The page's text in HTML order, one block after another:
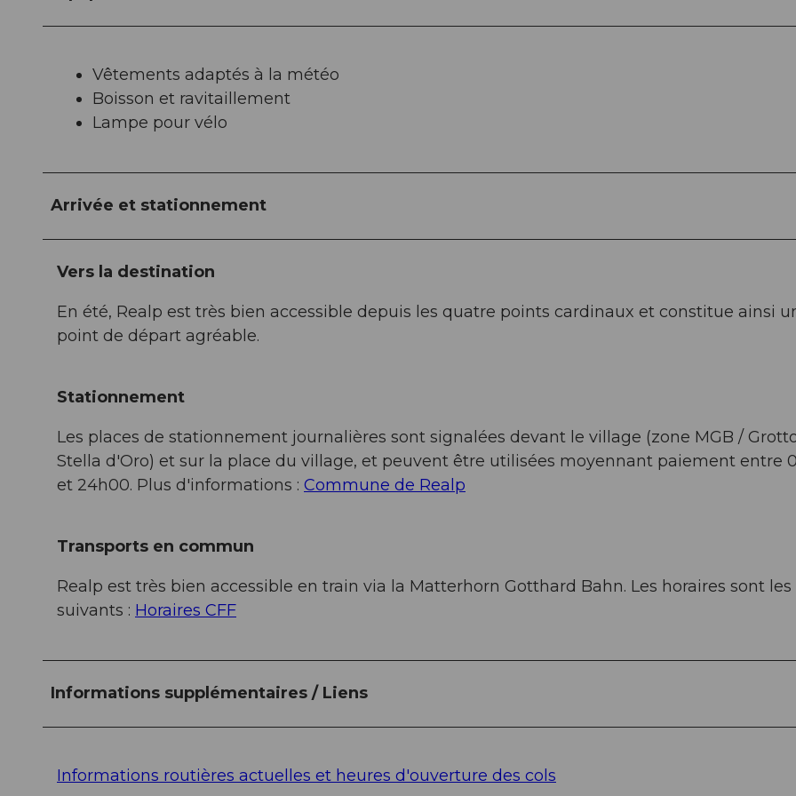
Vêtements adaptés à la météo
Boisson et ravitaillement
Lampe pour vélo
Arrivée et stationnement
Vers la destination
En été, Realp est très bien accessible depuis les quatre points cardinaux et constitue ainsi
point de départ agréable.
Stationnement
Les places de stationnement journalières sont signalées devant le village (zone MGB /
Stella d'Oro) et sur la place du village, et peuvent être utilisées moyennant paiement entre
et 24h00. Plus d'informations : Commune de Realp
Transports en commun
Realp est très bien accessible en train via la Matterhorn Gotthard Bahn. Les horaires sont les
suivants : Horaires CFF
Informations supplémentaires / Liens
Informations routières actuelles et heures d'ouverture des cols